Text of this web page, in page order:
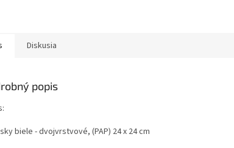
Diskusia
popis
biele - dvojvrstvové, (PAP) 24 x 24 cm